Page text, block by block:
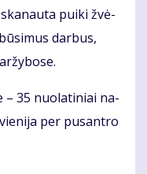
pui­ki žvė­
dar­bus,
– 35 nuo­la­ti­niai na­
per pus­an­tro